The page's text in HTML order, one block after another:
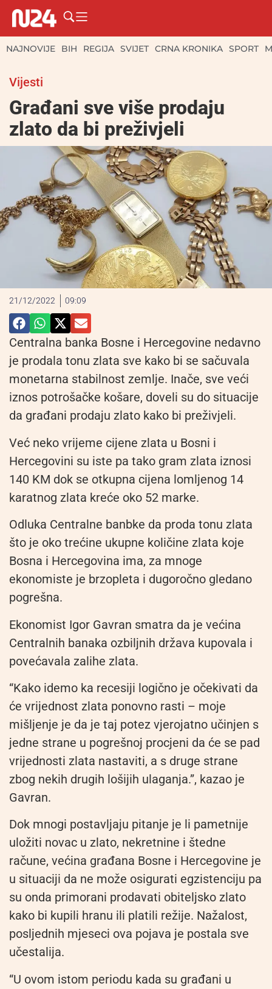
NAJNOVIJE BIH REGIJA SVIJET CRNA KRONIKA SPORT
Vijesti
Građani sve više prodaju
zlato da bi preživjeli
21/12/2022 09:09
Centralna banka Bosne i Hercegovine nedavno
je prodala tonu zlata sve kako bi se sačuvala
monetarna stabilnost zemlje. Inače, sve veći
iznos potrošačke košare, doveli su do situacije
da građani prodaju zlato kako bi preživjeli.
Već neko vrijeme cijene zlata u Bosni i
Hercegovini su iste pa tako gram zlata iznosi
140 KM dok se otkupna cijena lomljenog 14
karatnog zlata kreće oko 52 marke.
Odluka Centralne banbke da proda tonu zlata
što je oko trećine ukupne količine zlata koje
Bosna i Hercegovina ima, za mnoge
ekonomiste je brzopleta i dugoročno gledano
pogrešna.
Ekonomist Igor Gavran smatra da je većina
Centralnih banaka ozbiljnih država kupovala i
povećavala zalihe zlata.
“Kako idemo ka recesiji logično je očekivati da
će vrijednost zlata ponovno rasti – moje
mišljenje je da je taj potez vjerojatno učinjen s
jedne strane u pogrešnoj procjeni da će se pad
vrijednosti zlata nastaviti, a s druge strane
zbog nekih drugih lošijih ulaganja.”, kazao je
Gavran.
Dok mnogi postavljaju pitanje je li pametnije
uložiti novac u zlato, nekretnine i štedne
račune, većina građana Bosne i Hercegovine je
u situaciji da ne može osigurati egzistenciju pa
su onda primorani prodavati obiteljsko zlato
kako bi kupili hranu ili platili režije. Nažalost,
posljednih mjeseci ova pojava je postala sve
učestalija.
“U ovom istom periodu kada su građani u